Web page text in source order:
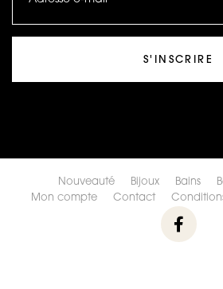
S'INSCRIRE
Nouveauté Bijoux Bains
Mon compte
Contact